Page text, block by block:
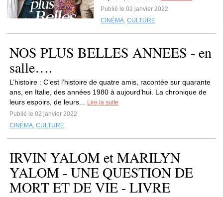
Publié le 02 janvier 2022
CINÉMA, CULTURE
NOS PLUS BELLES ANNEES - en
salle….
L’histoire : C’est l’histoire de quatre amis, racontée sur quarante
ans, en Italie, des années 1980 à aujourd’hui. La chronique de
leurs espoirs, de leurs...
Lire la suite
Publié le 02 janvier 2022
CINÉMA, CULTURE
IRVIN YALOM et MARILYN
YALOM - UNE QUESTION DE
MORT ET DE VIE - LIVRE